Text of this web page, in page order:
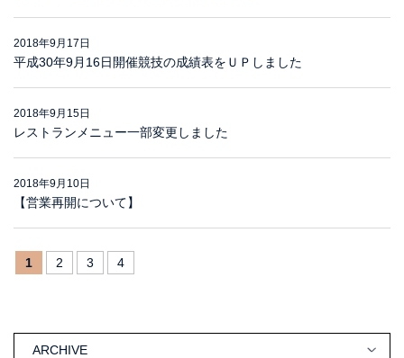
2018年9月17日
平成30年9月16日開催競技の成績表をＵＰしました
2018年9月15日
レストランメニュー一部変更しました
2018年9月10日
【営業再開について】
1 2 3 4
ARCHIVE